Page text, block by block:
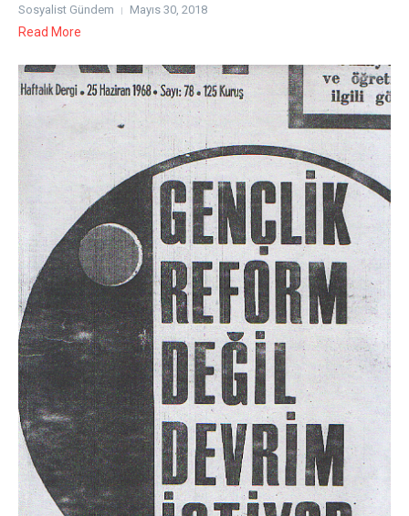
Sosyalist Gündem Mayıs 30, 2018
Read More